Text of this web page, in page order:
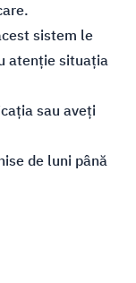
sistem le
atenție situația
sau aveți
de luni până